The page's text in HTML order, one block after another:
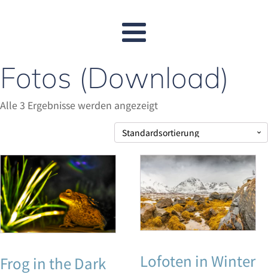
Fotos (Download)
Alle 3 Ergebnisse werden angezeigt
Frog in the Dark Lofoten in Winter